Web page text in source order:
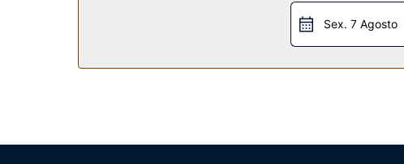
Termine o dia com uma bebida refrescante no bar/
Sex. 7 Agosto